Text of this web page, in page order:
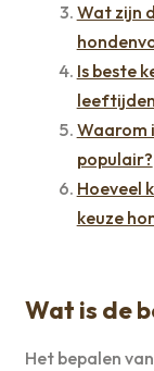
Wat zijn
Is beste
Waarom
populair?
Hoeveel
keuze
Wat is de
Het bepalen